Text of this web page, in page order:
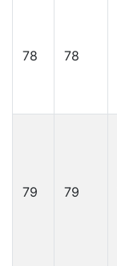
78 78
79 79